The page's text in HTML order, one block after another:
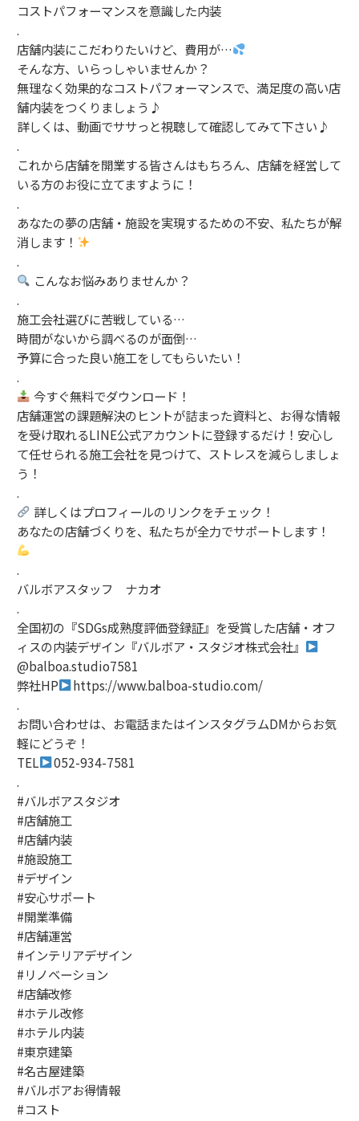
コストパフォーマンスを意識した内装
.
店舗内装にこだわりたいけど、費用が…
そんな方、いらっしゃいませんか？
無理なく効果的なコストパフォーマンスで、満足度の高い店
舗内装をつくりましょう♪
詳しくは、動画でササっと視聴して確認してみて下さい♪
.
これから店舗を開業する皆さんはもちろん、店舗を経営して
いる方のお役に立てますように！
.
あなたの夢の店舗・施設を実現するための不安、私たちが解
消します！
.
こんなお悩みありませんか？
.
施工会社選びに苦戦している…
時間がないから調べるのが面倒…
予算に合った良い施工をしてもらいたい！
.
今すぐ無料でダウンロード！
店舗運営の課題解決のヒントが詰まった資料と、お得な情報
を受け取れるLINE公式アカウントに登録するだけ！安心し
て任せられる施工会社を見つけて、ストレスを減らしましょ
う！
.
詳しくはプロフィールのリンクをチェック！
あなたの店舗づくりを、私たちが全力でサポートします！
.
バルボアスタッフ ナカオ
.
全国初の『SDGs成熟度評価登録証』を受賞した店舗・オフ
ィスの内装デザイン『バルボア・スタジオ株式会社』
@balboa.studio7581
弊社HP
https://www.balboa-studio.com/
.
お問い合わせは、お電話またはインスタグラムDMからお気
軽にどうぞ！
TEL
052-934-7581
.
#バルボアスタジオ
#店舗施工
#店舗内装
#施設施工
#デザイン
#安心サポート
#開業準備
#店舗運営
#インテリアデザイン
#リノベーション
#店舗改修
#ホテル改修
#ホテル内装
#東京建築
#名古屋建築
#バルボアお得情報
#コスト